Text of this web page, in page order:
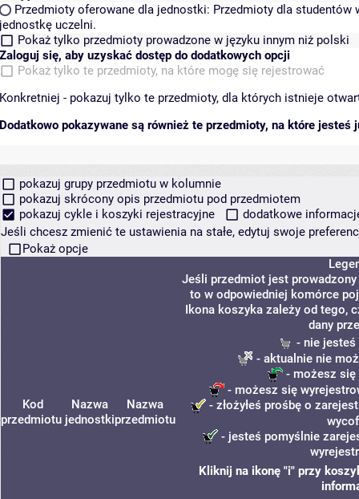
Przedmioty oferowane dla jednostki: Przedmioty dla studentów
jednostkę uczelni.
Pokaż tylko przedmioty prowadzone w języku innym niż polski
Zaloguj się, aby uzyskać dostęp do dodatkowych opcji
Pokaż tylko te przedmioty, na które mogę się rejestrować
Konkretniej - pokazuj tylko te przedmioty, dla których istnieje
Dodatkowo pokazywane są również te przedmioty, na które jesteś
pokazuj grupy przedmiotu w kolumnie
pokazuj skrócony opis przedmiotu pod przedmiotem
pokazuj cykle i koszyki rejestracyjne
dodatkowe
Jeśli chcesz zmienić te ustawienia na stałe, edytuj swoje
Pokaż opcje
Kod
przedmiotu
Nazwa
jednostki
Nazwa
przedmiotu
Jeśli przedmiot jest
to w odpowiedniej komórce
Ikona koszyka zależy od tego,
dany
- nie
- aktualnie nie
- możesz się
- możesz się
- złożyłeś prośbę o
- jesteś pomyślnie
Kliknij na ikonę "i" przy